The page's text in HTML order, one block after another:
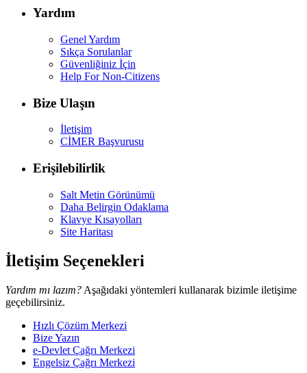
Yardım
Genel Yardım
Sıkça Sorulanlar
Güvenliğiniz İçin
Help For Non-Citizens
Bize Ulaşın
İletişim
CİMER Başvurusu
Erişilebilirlik
Salt Metin Görünümü
Daha Belirgin Odaklama
Klavye Kısayolları
Site Haritası
İletişim Seçenekleri
Yardım mı lazım? Aşağıdaki yöntemleri kullanarak bizimle iletişime
geçebilirsiniz.
Hızlı Çözüm Merkezi
Bize Yazın
e-Devlet Çağrı Merkezi
Engelsiz Çağrı Merkezi